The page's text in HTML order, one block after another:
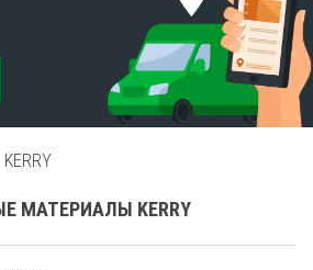
KERRY
МАТЕРИАЛЫ KERRY